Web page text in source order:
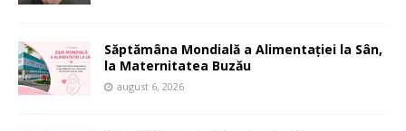
Săptămâna Mondială a Alimentației la Sân,
la Maternitatea Buzău
august 6, 2026